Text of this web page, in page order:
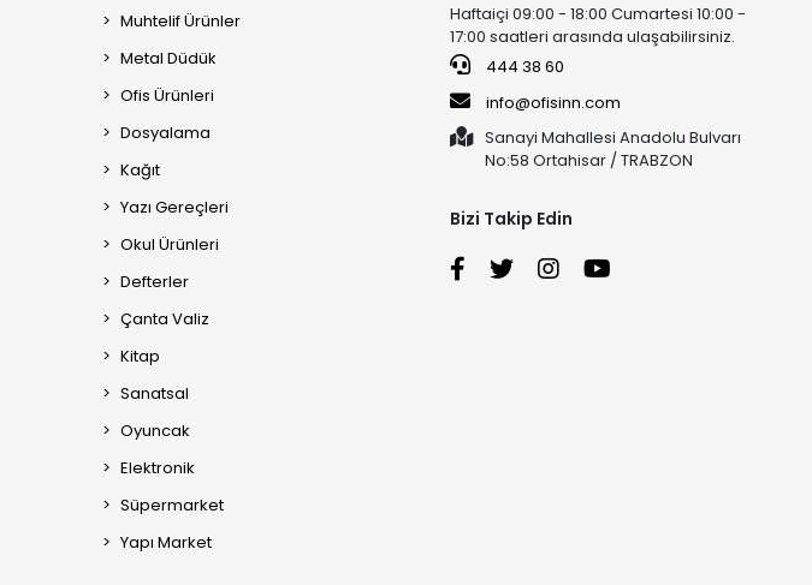
Muhtelif Ürünler
Metal Düdük
Ofis Ürünleri
Dosyalama
Kağıt
Yazı Gereçleri
Okul Ürünleri
Defterler
Çanta Valiz
Kitap
Sanatsal
Oyuncak
Elektronik
Süpermarket
Yapı Market
Haftaiçi 09:00 - 18:00 Cumartesi 10:00 -
17:00 saatleri arasında ulaşabilirsiniz.
444 38 60
info@ofisinn.com
Sanayi Mahallesi Anadolu Bulvarı
No:58 Ortahisar / TRABZON
Bizi Takip Edin